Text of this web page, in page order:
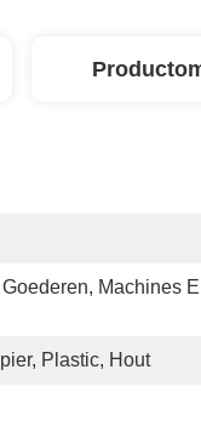
Machines
Plastic, Hout